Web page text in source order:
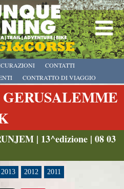
CONTRATTO DI VIAGGIO
CONTATTI
| 13^edizione | 08 03
2013 2012 2011